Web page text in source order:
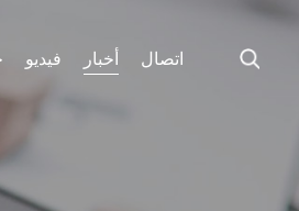
فيديو أخبار اتصال